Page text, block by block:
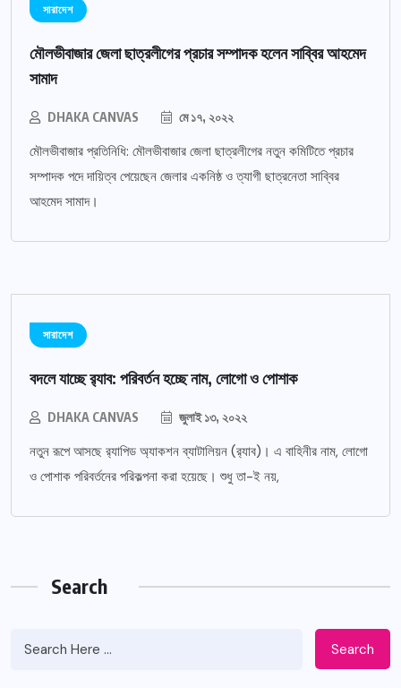
সারাদেশ
মৌলভীবাজার জেলা ছাত্রলীগের প্রচার সম্পাদক হলেন সাব্বির আহমেদ
সামাদ
DHAKA CANVAS মে ১৭, ২০২২
মৌলভীবাজার প্রতিনিধি: মৌলভীবাজার জেলা ছাত্রলীগের নতুন কমিটিতে প্রচার
সম্পাদক পদে দায়িত্ব পেয়েছেন জেলার একনিষ্ঠ ও ত্যাগী ছাত্রনেতা সাব্বির
আহমেদ সামাদ।
সারাদেশ
বদলে যাচ্ছে র‌্যাব: পরিবর্তন হচ্ছে নাম, লোগো ও পোশাক
DHAKA CANVAS জুলাই ১৩, ২০২২
নতুন রূপে আসছে র‌্যাপিড অ্যাকশন ব্যাটালিয়ন (র‌্যাব)। এ বাহিনীর নাম, লোগো
ও পোশাক পরিবর্তনের পরিকল্পনা করা হয়েছে। শুধু তা-ই নয়,
Search
Search